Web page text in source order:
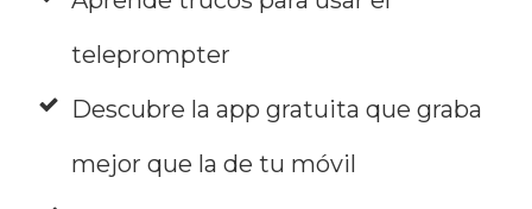
teleprompter
Descubre la app gratuita que graba
mejor que la de tu móvil